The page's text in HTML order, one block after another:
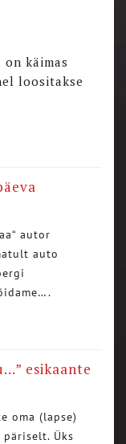
on käimas
loositakse
autor
auto
esikaante
oma (lapse)
päriselt. Üks